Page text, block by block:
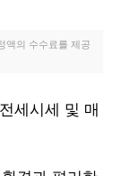
액의 수수료를 제공
세시세 및 매